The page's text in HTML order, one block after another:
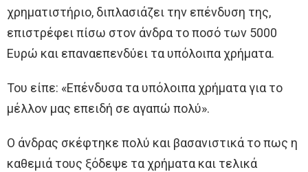
χρηματιστήριο, διπλασιάζει την επένδυση της,
επιστρέφει πίσω στον άνδρα το ποσό των 5000
Ευρώ και επαναεπενδύει τα υπόλοιπα χρήματα.
Του είπε: «Επένδυσα τα υπόλοιπα χρήματα για το
μέλλον μας επειδή σε αγαπώ πολύ».
Ο άνδρας σκέφτηκε πολύ και βασανιστικά το πως η
καθεμιά τους ξόδεψε τα χρήματα και τελικά